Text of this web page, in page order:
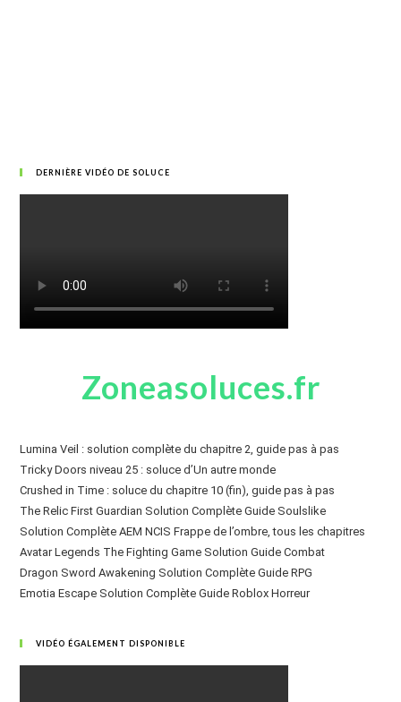
DERNIÈRE VIDÉO DE SOLUCE
Zoneasoluces.fr
Lumina Veil : solution complète du chapitre 2, guide pas à pas
Tricky Doors niveau 25 : soluce d’Un autre monde
Crushed in Time : soluce du chapitre 10 (fin), guide pas à pas
The Relic First Guardian Solution Complète Guide Soulslike
Solution Complète AEM NCIS Frappe de l’ombre, tous les chapitres
Avatar Legends The Fighting Game Solution Guide Combat
Dragon Sword Awakening Solution Complète Guide RPG
Emotia Escape Solution Complète Guide Roblox Horreur
VIDÉO ÉGALEMENT DISPONIBLE